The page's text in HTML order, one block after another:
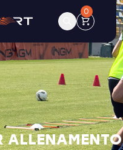
0
ALLENAMENTO